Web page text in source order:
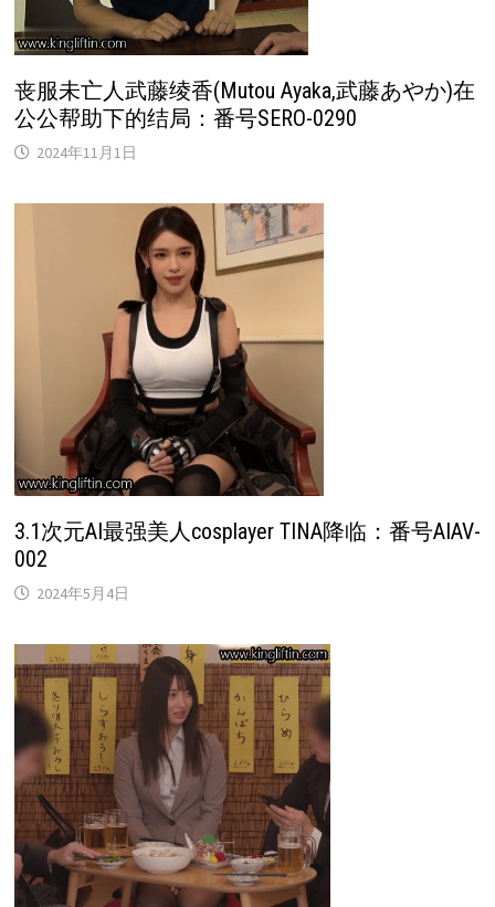
丧服未亡人武藤绫香(Mutou Ayaka,武藤あやか)在
公公帮助下的结局：番号SERO-0290
2024年11月1日
3.1次元AI最强美人cosplayer TINA降临：番号AIAV-
002
2024年5月4日